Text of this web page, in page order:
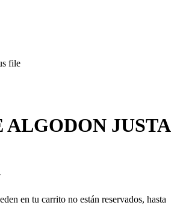
ALGODON JUSTA
en tu carrito no están reservados, hasta